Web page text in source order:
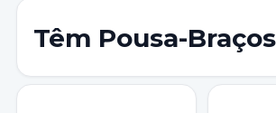
Têm Pousa-